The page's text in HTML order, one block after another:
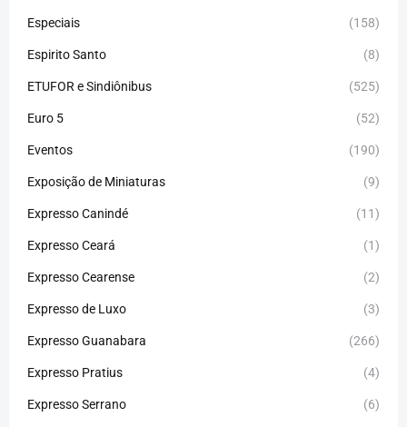
Especiais (158)
Espirito Santo (8)
ETUFOR e Sindiônibus (525)
Euro 5 (52)
Eventos (190)
Exposição de Miniaturas (9)
Expresso Canindé (11)
Expresso Ceará (1)
Expresso Cearense (2)
Expresso de Luxo (3)
Expresso Guanabara (266)
Expresso Pratius (4)
Expresso Serrano (6)